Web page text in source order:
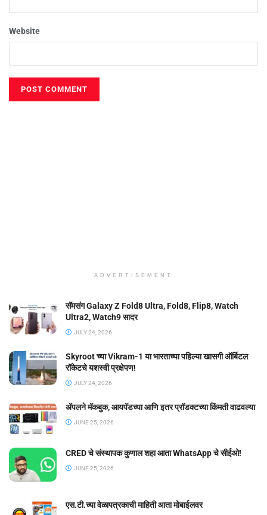
Website
ADVERTISEMENT
सॅमसंग Galaxy Z Fold8 Ultra, Fold8, Flip8, Watch
Ultra2, Watch9 सादर
JULY 24, 2026
Skyroot च्या Vikram-1 या भारताच्या पहिल्या खासगी ऑर्बिटल
रॉकेटचे यशस्वी प्रक्षेपण!
JULY 24, 2026
ॲपलने मॅकबुक, आयपॅडच्या आणि इतर प्रॉडक्टच्या किंमती वाढवल्या
JUNE 25, 2026
CRED चे संस्थापक कुणाल शहा आता WhatsApp चे सीईओ!
JUNE 25, 2026
एस.टी.च्या वेळापत्रकाची माहिती आता मोबाईलवर